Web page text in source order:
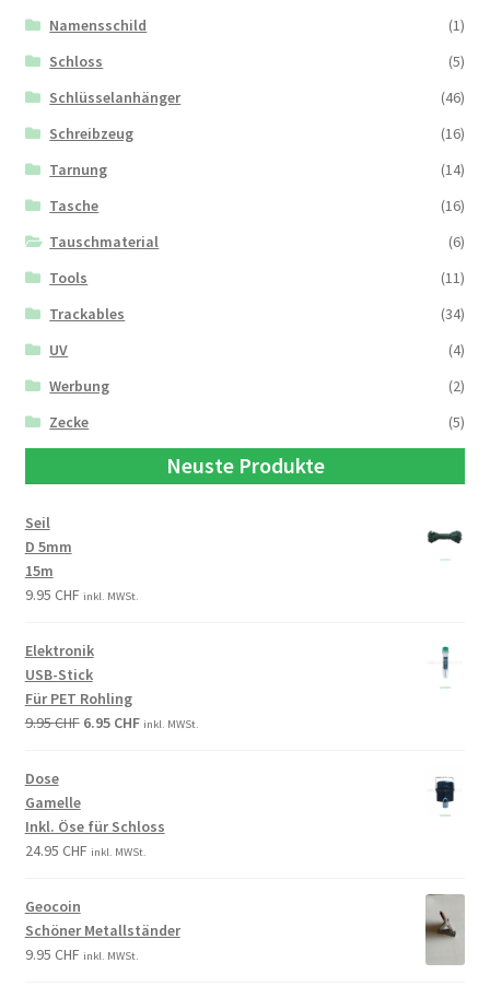
Namensschild
(1)
Schloss
(5)
Schlüsselanhänger
(46)
Schreibzeug
(16)
Tarnung
(14)
Tasche
(16)
Tauschmaterial
(6)
Tools
(11)
Trackables
(34)
UV
(4)
Werbung
(2)
Zecke
(5)
Neuste Produkte
Seil
D 5mm
15m
9.95 CHF inkl. MWSt.
Elektronik
USB-Stick
Für PET Rohling
9.95CHF 6.95 CHF inkl. MWSt.
Dose
Gamelle
Inkl. Öse für Schloss
24.95 CHF inkl. MWSt.
Geocoin
Schöner Metallständer
9.95 CHF inkl. MWSt.